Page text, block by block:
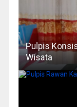
Pulpis
Wisata